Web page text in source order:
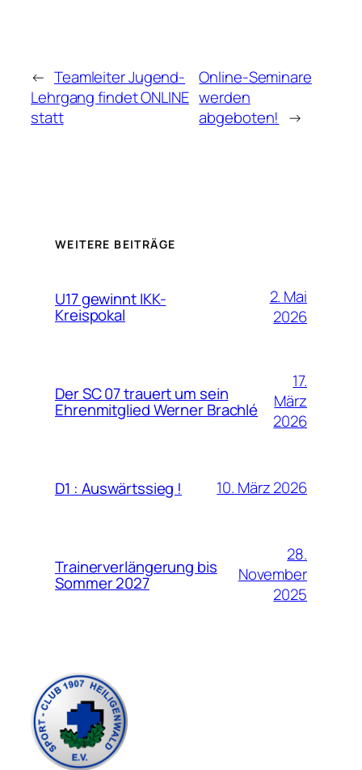
← Teamleiter Jugend-
Lehrgang findet ONLINE
statt
Online-Seminare
werden
abgeboten! →
WEITERE BEITRÄGE
U17 gewinnt IKK-
Kreispokal
2. Mai
2026
Der SC 07 trauert um sein
Ehrenmitglied Werner Brachlé
17.
März
2026
D1 : Auswärtssieg ! 10. März 2026
Trainerverlängerung bis
Sommer 2027
28.
November
2025